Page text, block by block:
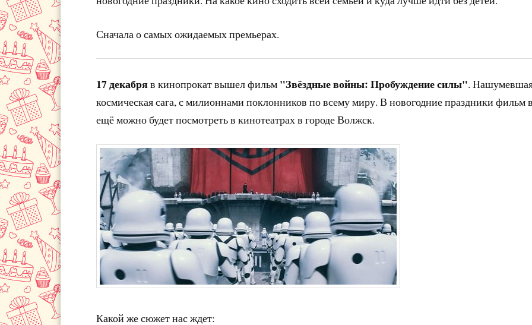
Сначала о самых ожидаемых премьерах.
17 декабряв кинопрокат вышел фильм "Звёздные войны: Пробуждение силы".
космическая сага, с милионнами поклонников по всему миру. В новогодние праздники фильм
ещё можно будет посмотреть в кинотеатрах в городе Волжск.
Какой же сюжет нас ждет: